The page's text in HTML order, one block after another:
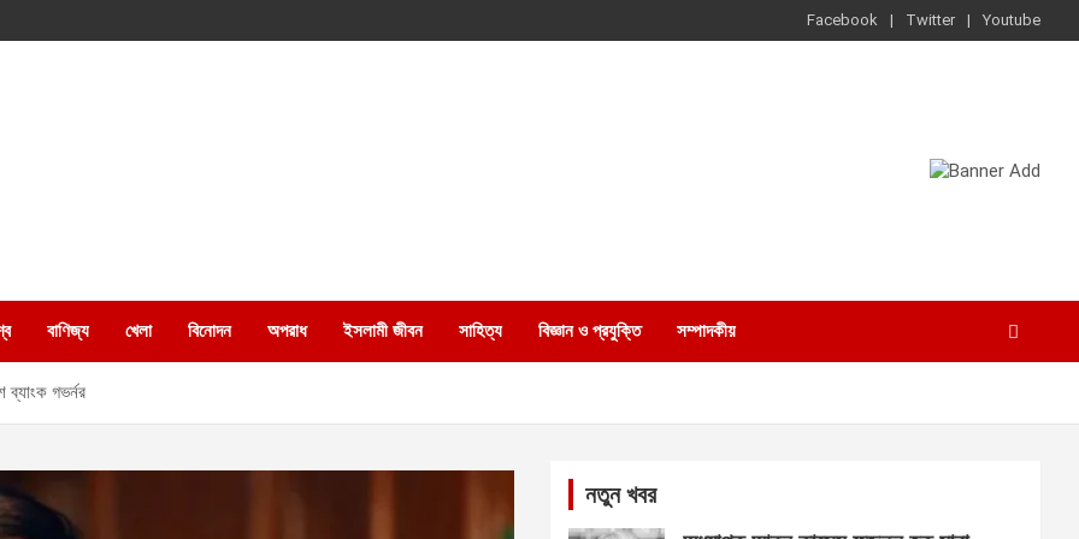
Facebook Twitter Youtube
বাণিজ্য খেলা বিনোদন অপরাধ ইসলামী জীবন সাহিত্য বিজ্ঞান ও প্রযুক্তি সম্পাদকীয়
ব্যাংক গভর্নর
নতুন খবর